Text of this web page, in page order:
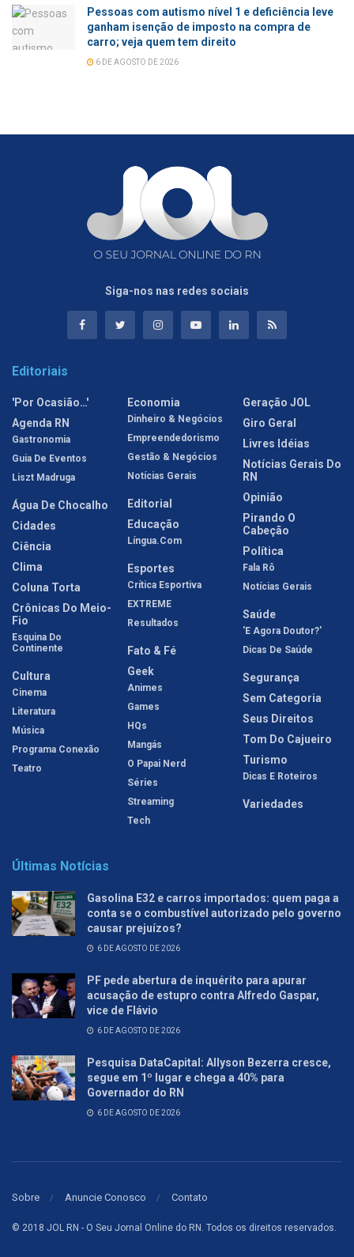
Pessoas com autismo nível 1 e deficiência leve
ganham isenção de imposto na compra de
carro; veja quem tem direito
6 DE AGOSTO DE 2026
Siga-nos nas redes sociais
Editoriais
'Por Ocasião…'
Agenda RN
Gastronomia
Guia De Eventos
Liszt Madruga
Água De Chocalho
Cidades
Ciência
Clima
Coluna Torta
Crônicas Do Meio-
Fio
Esquina Do
Continente
Cultura
Cinema
Literatura
Música
Programa Conexão
Teatro
Economia
Dinheiro & Negócios
Empreendedorismo
Gestão & Negócios
Notícias Gerais
Editorial
Educação
Língua.com
Esportes
Crítica Esportiva
EXTREME
Resultados
Fato & Fé
Geek
Animes
Games
HQs
Mangás
O Papai Nerd
Séries
Streaming
Tech
Geração JOL
Giro Geral
Livres Idéias
Notícias Gerais Do
RN
Opinião
Pirando O
Cabeção
Política
Fala Rô
Notícias Gerais
Saúde
'E Agora Doutor?'
Dicas De Saúde
Segurança
Sem Categoria
Seus Direitos
Tom Do Cajueiro
Turismo
Dicas E Roteiros
Variedades
Últimas Notícias
Gasolina E32 e carros importados: quem paga a
conta se o combustível autorizado pelo governo
causar prejuízos?
6 DE AGOSTO DE 2026
PF pede abertura de inquérito para apurar
acusação de estupro contra Alfredo Gaspar,
vice de Flávio
6 DE AGOSTO DE 2026
Pesquisa DataCapital: Allyson Bezerra cresce,
segue em 1º lugar e chega a 40% para
Governador do RN
6 DE AGOSTO DE 2026
Sobre Anuncie Conosco Contato
© 2018 JOL RN - O Seu Jornal Online do RN. Todos os direitos reservados.